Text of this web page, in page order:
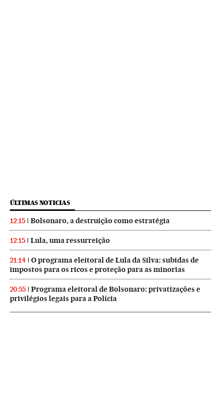
ÚLTIMAS NOTICIAS
12:15 Bolsonaro, a destruição como estratégia
12:15 Lula, uma ressurreição
21:14
O programa eleitoral de Lula da Silva: subidas de
impostos para os ricos e proteção para as minorias
20:55
Programa eleitoral de Bolsonaro: privatizações e
privilégios legais para a Polícia